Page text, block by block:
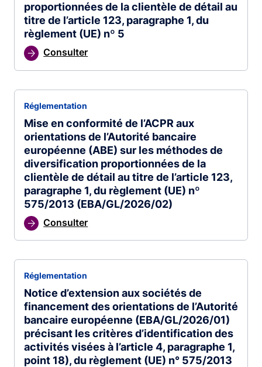
proportionnées de la clientèle de détail au
titre de l’article 123, paragraphe 1, du
règlement (UE) nº 5
Consulter
Mise en conformité de l’ACPR aux
orientations de l’Autorité bancaire
européenne (ABE) sur les méthodes de
diversification proportionnées de la
clientèle de détail au titre de l’article 123,
paragraphe 1, du règlement (UE) nº
575/2013 (EBA/GL/2026/02)
Réglementation
Consulter
Notice d’extension aux sociétés de
financement des orientations de l’Autorité
bancaire européenne (EBA/GL/2026/01)
précisant les critères d’identification des
activités visées à l’article 4, paragraphe 1,
point 18), du règlement (UE) n° 575/2013
Réglementation